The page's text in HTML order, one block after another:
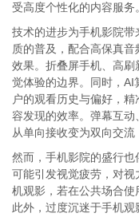
受高度个性化的内容服务。
技术的进步为手机影院
质的普及，配合高保真
效果。折叠屏手机、高
觉体验的边界。同时，AI
户的观看历史与偏好，
容发现的效率。弹幕互
从单向接收变为双向交流
然而，手机影院的盛行
可能引发视觉疲劳，对
机观影，若在公共场合使
此外，过度沉迷于手机